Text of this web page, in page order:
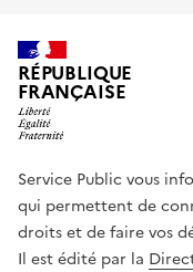
RÉPUBLIQUE
FRANÇAISE
Service Public vous
qui permettent de
droits et de faire vos
Il est édité par la